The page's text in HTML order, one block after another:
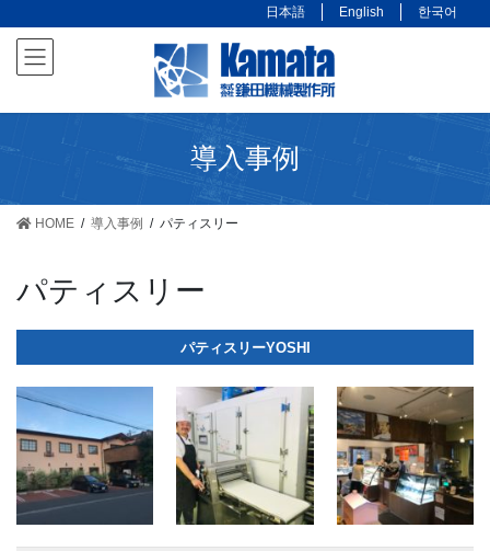
ツ
シ
日本語 English 한국어
導入事例
HOME 導入事例 パティスリー
パティスリー
パティスリーYOSHI